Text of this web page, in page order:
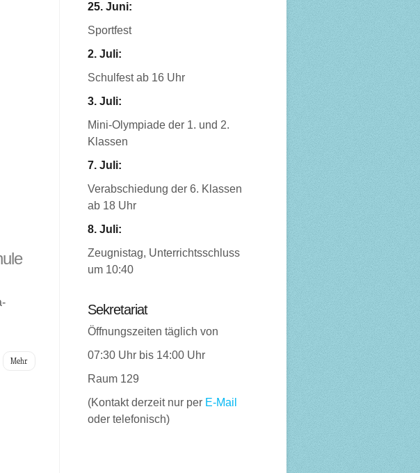
Mehr
25. Juni:
Sportfest
2. Juli:
Schulfest ab 16 Uhr
3. Juli:
Mini-Olympiade der 1. und 2.
Klassen
7. Juli:
Verabschiedung der 6. Klassen
ab 18 Uhr
8. Juli:
Zeugnistag, Unterrichtsschluss
um 10:40
Sekretariat
Öffnungszeiten täglich von
07:30 Uhr bis 14:00 Uhr
Raum 129
(Kontakt derzeit nur per E-Mail
oder telefonisch)